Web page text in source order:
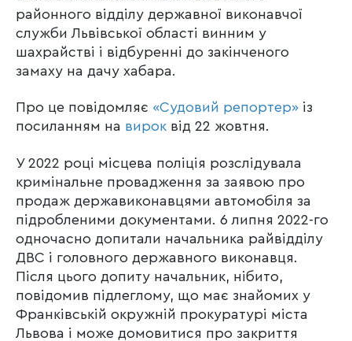
районного відділу державної виконавчої
служби Львівської області винним у
шахрайстві і відбуренні до закінченого
замаху на дачу хабара.
Про це повідомляє «Судовий репортер» із
посиланням на вирок від 22 жовтня.
У 2022 році місцева поліція розслідувала
кримінальне провадження за заявою про
продаж державиконавцями автомобіля за
підробленими документами. 6 липня 2022-го
одночасно допитали начальника райвідділу
ДВС і головного державного виконавця.
Після цього допиту начальник, нібито,
повідомив підлеглому, що має знайомих у
Франківській окружній прокуратурі міста
Львова і може домовитися про закриття